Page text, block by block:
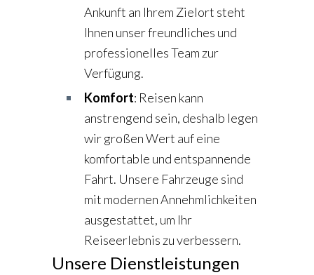
Ankunft an Ihrem Zielort steht
Ihnen unser freundliches und
professionelles Team zur
Verfügung.
Komfort: Reisen kann
anstrengend sein, deshalb legen
wir großen Wert auf eine
komfortable und entspannende
Fahrt. Unsere Fahrzeuge sind
mit modernen Annehmlichkeiten
ausgestattet, um Ihr
Reiseerlebnis zu verbessern.
Unsere Dienstleistungen